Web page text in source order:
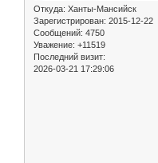
Откуда: Ханты-Мансийск
Зарегистрирован: 2015-12-22
Сообщений: 4750
Уважение: +11519
Последний визит:
2026-03-21 17:29:06